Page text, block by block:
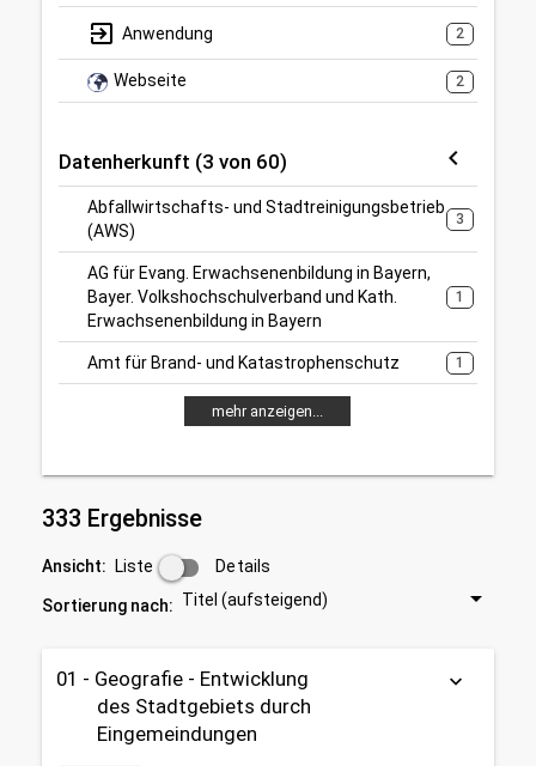
Anwendung 2
Webseite 2
Datenherkunft (3 von 60)
Abfallwirtschafts- und Stadtreinigungsbetrieb
(AWS)
3
AG für Evang. Erwachsenenbildung in Bayern,
Bayer. Volkshochschulverband und Kath.
Erwachsenenbildung in Bayern
1
Amt für Brand- und Katastrophenschutz 1
mehr anzeigen...
333 Ergebnisse
Ansicht: Liste Details
Sortierung nach: Titel (aufsteigend)
01 - Geografie - Entwicklung
des Stadtgebiets durch
Eingemeindungen
keyboard_arrow_down